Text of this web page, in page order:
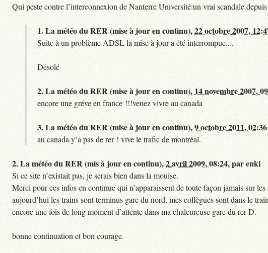
Qui peste contre l’interconnexion de Nanterre Université:un vrai scandale depuis
1.La météo du RER (mise à jour en continu),22 octobre 2007,
Suite à un problème ADSL la mise à jour a été interrompue....
Désolé
2.La météo du RER (mise à jour en continu), 14 novembre 2007,
encore une gréve en france !!!venez vivre au canada
3.La météo du RER (mise à jour en continu),9 octobre 2011, 02:36
au canada y’a pas de rer ! vive le trafic de montréal.
2.La météo du RER (mis à jour en continu),2 avril 2009, 08:24,parenki
Si ce site n’existait pas, je serais bien dans la mouise.
Merci pour ces infos en continue qui n’apparaissent de toute façon jamais sur
aujourd’hui les trains sont terminus gare du nord, mes collègues sont dans le
encore une fois de long moment d’attente dans ma chaleureuse gare du rer D.
bonne continuation et bon courage.